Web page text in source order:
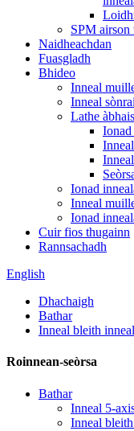
SPM airson
Naidheachdan
Fuasgladh
Bhideo
Inneal
Inneal
Lathe
Ionad
Inneal
Ionad
Cuir fios thugainn
Rannsachadh
English
Dhachaigh
Bathar
Inneal bleith inneal
Roinnean-seòrsa
Bathar
Inneal 5-
Inneal